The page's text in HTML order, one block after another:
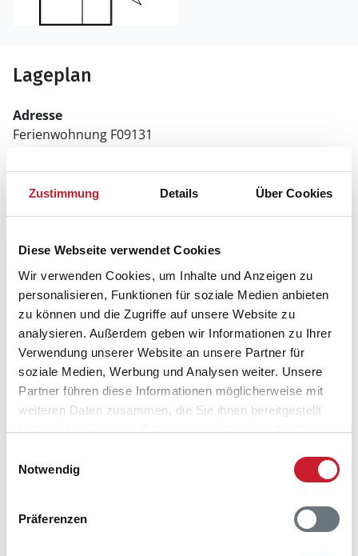
Zustimmung Details Über Cookies
Diese Webseite verwendet Cookies
Wir verwenden Cookies, um Inhalte und Anzeigen zu
personalisieren, Funktionen für soziale Medien anbieten
zu können und die Zugriffe auf unsere Website zu
analysieren. Außerdem geben wir Informationen zu Ihrer
Verwendung unserer Website an unsere Partner für
soziale Medien, Werbung und Analysen weiter. Unsere
Partner führen diese Informationen möglicherweise mit
weiteren Daten zusammen, die Sie ihnen bereitgestellt
haben oder die sie im Rahmen Ihrer Nutzung der Dienste
Notwendig
Präferenzen
Lageplan
Adresse
Ferienwohnung F09131
6470 Sydals